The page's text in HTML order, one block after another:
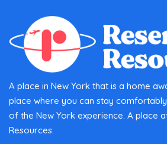
A place in New York that is a home
place where you can stay
of the New York experience. A place
Resources.